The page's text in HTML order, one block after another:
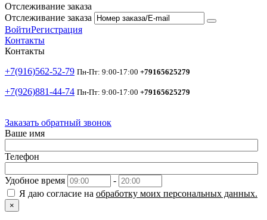
Отслеживание заказа
Отслеживание заказа
ВойтиРегистрация
Контакты
Контакты
+7(916)562-52-79 Пн-Пт: 9:00-17:00 +79165625279
+7(926)881-44-74 Пн-Пт: 9:00-17:00 +79165625279
Заказать обратный звонок
Ваше имя
Телефон
Удобное время
-
Я даю согласие на обработку моих персональных данных.
×